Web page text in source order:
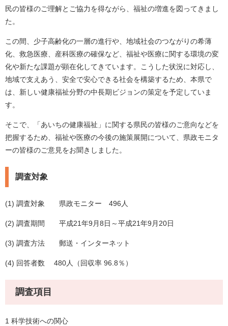
民の皆様のご理解とご協力を得ながら、福祉の増進を図ってきまし
た。
この間、少子高齢化の一層の進行や、地域社会のつながりの希薄
化、救急医療、産科医療の確保など、福祉や医療に関する環境の変
化や新たな課題が顕在化してきています。こうした状況に対応し、
地域で支えあう、安全で安心できる社会を構築するため、本県で
は、新しい健康福祉分野の中長期ビジョンの策定を予定していま
す。
そこで、「あいちの健康福祉」に関する県民の皆様のご意向などを
把握するため、福祉や医療の今後の施策展開について、県政モニタ
ーの皆様のご意見をお聞きしました。
調査対象
(1) 調査対象 県政モニター 496人
(2) 調査期間 平成21年9月8日～平成21年9月20日
(3) 調査方法 郵送・インターネット
(4) 回答者数 480人（回収率 96.8％）
調査項目
1 科学技術への関心